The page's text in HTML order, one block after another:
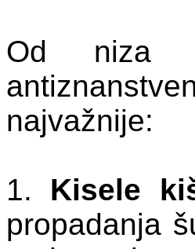
Od niza
najvažnije:
1. Kisele
propadanja